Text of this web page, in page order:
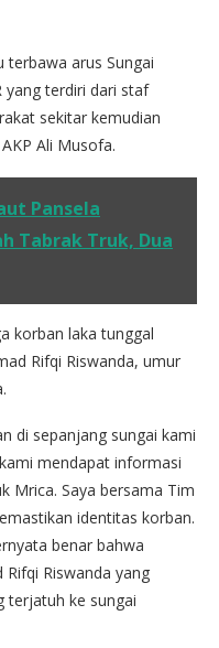
terbawa arus Sungai
yang terdiri dari staf
sekitar kemudian
Ali Musofa.
Pansela
Tabrak Truk, Dua
korban laka tunggal
Rifqi Riswanda, umur
di sepanjang sungai kami
mendapat informasi
Mrica. Saya bersama Tim
identitas korban.
benar bahwa
Riswanda yang
terjatuh ke sungai